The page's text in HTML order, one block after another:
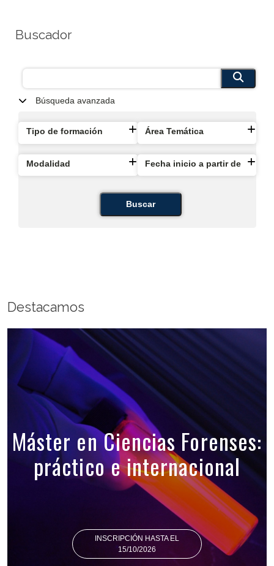
Buscador
Búsqueda avanzada
Tipo de formación Área Temática
Modalidad Fecha inicio a partir de
Buscar
Destacamos
Máster en Ciencias Forenses:
práctico e internacional
INSCRIPCIÓN HASTA EL
15/10/2026